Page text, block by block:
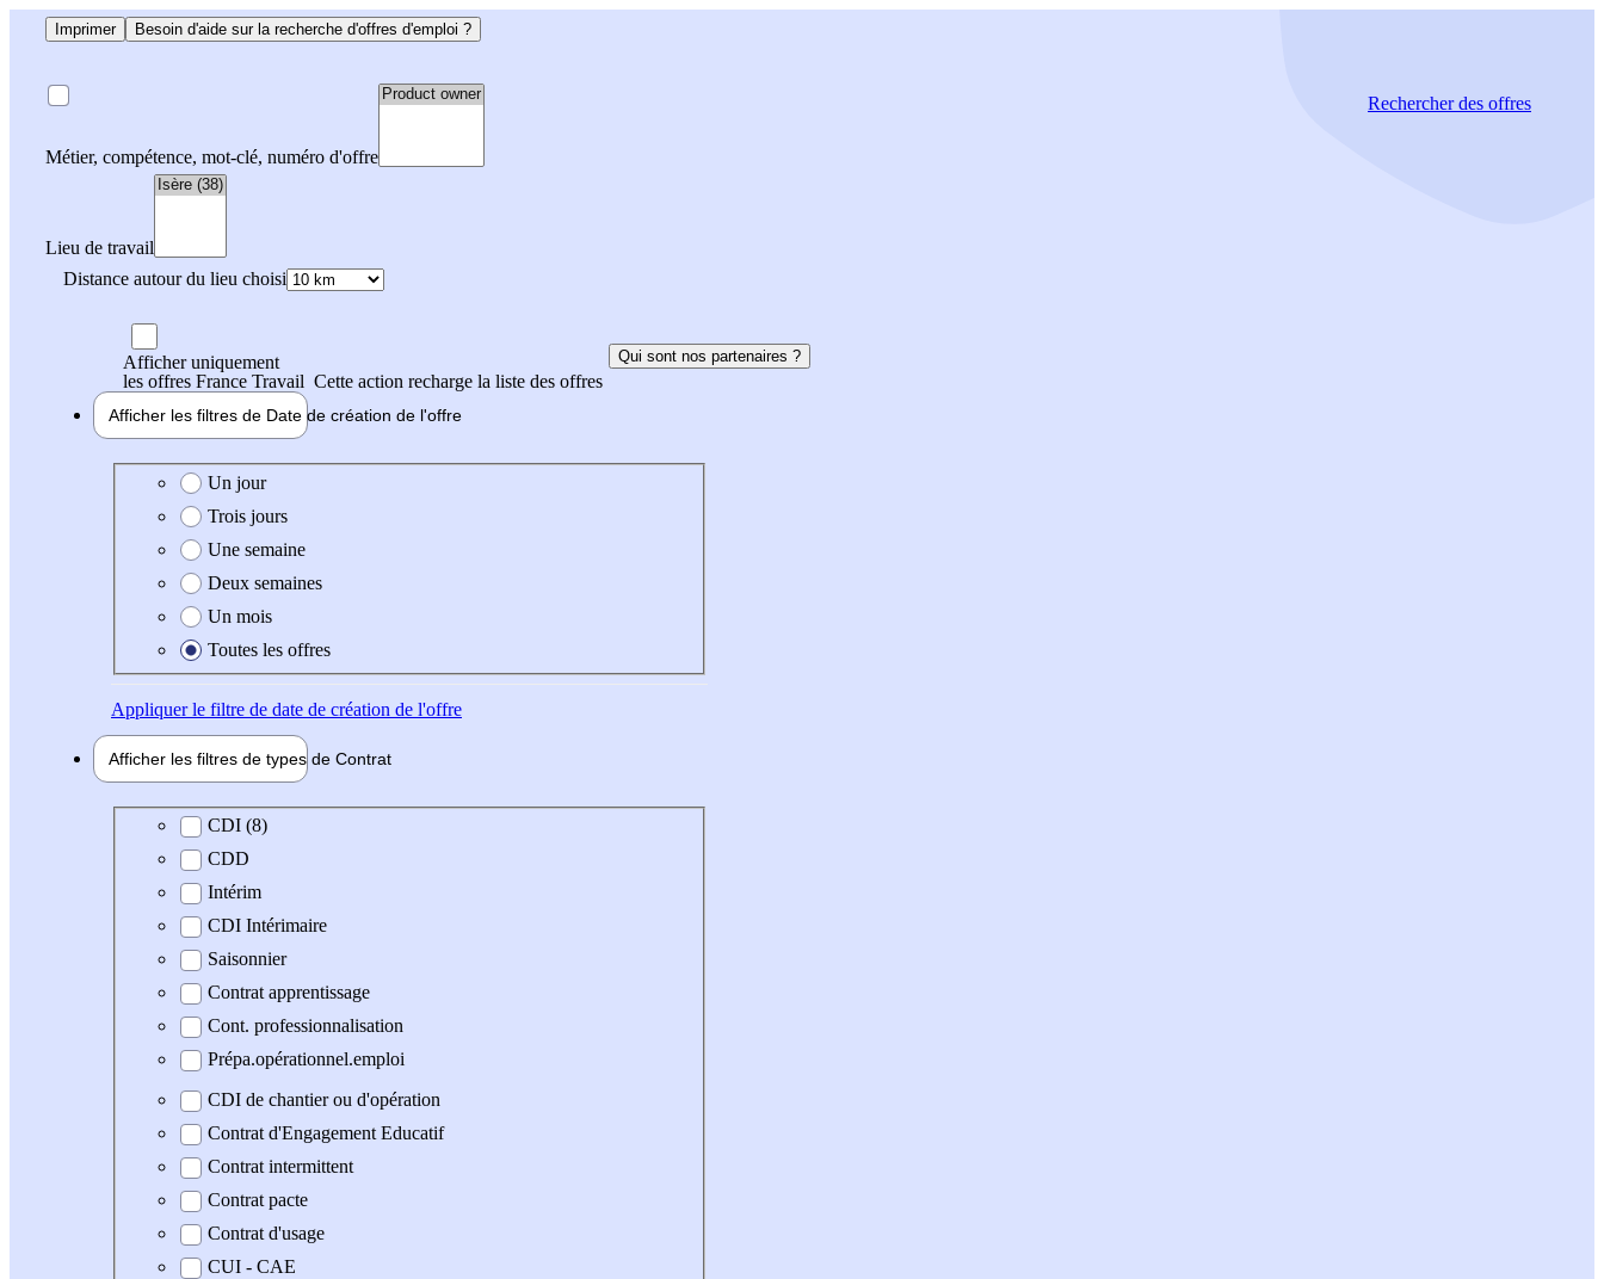
Imprimer Besoin d'aide sur la recherche d'offres d'emploi ?
Métier, compétence, mot-clé, numéro d'offre
Lieu de travail
Distance autour du lieu choisi
Rechercherdes offres
Afficher uniquement
les offres France Travail Cette action recharge la liste des offres
Qui sont nos partenaires ?
Afficher les filtres de Date de création de l'offre
Date de création de l'offre
Un jour
Trois jours
Une semaine
Deux semaines
Un mois
Toutes les offres
Appliquerle filtre de date de création de l'offre
Afficher les filtres de types de Contrat
Type de contrat
CDI (8)
CDD
Intérim
CDI Intérimaire
Saisonnier
Contrat apprentissage
Cont. professionnalisation
Prépa.opérationnel.emploi
CDI de chantier ou d'opération
Contrat d'Engagement Educatif
Contrat intermittent
Contrat pacte
Contrat d'usage
CUI - CAE